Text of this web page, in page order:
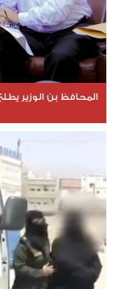
المحافظ بن الوزير